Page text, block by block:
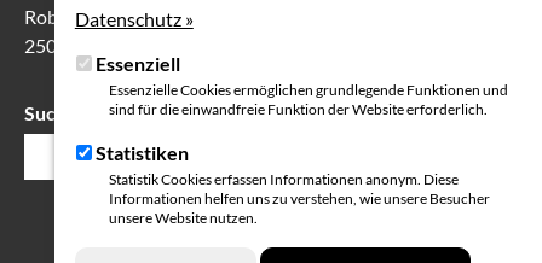
Datenschutz »
Essenziell
Essenzielle Cookies ermöglichen grundlegende Funktionen und
sind für die einwandfreie Funktion der Website erforderlich.
Statistiken
Statistik Cookies erfassen Informationen anonym. Diese
Informationen helfen uns zu verstehen, wie unsere Besucher
unsere Website nutzen.
Robert-Walser-Platz 7
2503 Biel
Suchfeld
Suche